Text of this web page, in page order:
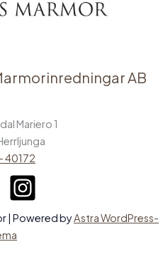
AB
Mariero 1
40172
| Powered byAstra WordPress-